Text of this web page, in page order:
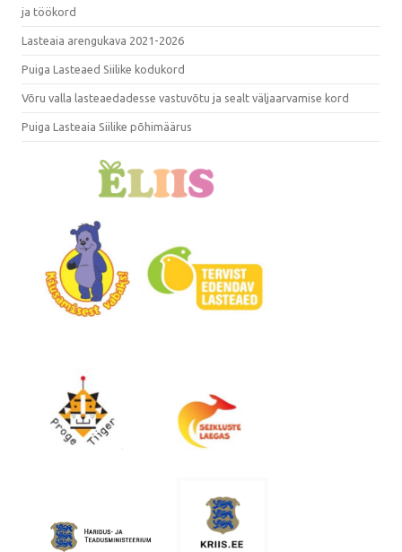
ja töökord
Lasteaia arengukava 2021-2026
Puiga Lasteaed Siilike kodukord
Võru valla lasteaedadesse vastuvõtu ja sealt väljaarvamise kord
Puiga Lasteaia Siilike põhimäärus